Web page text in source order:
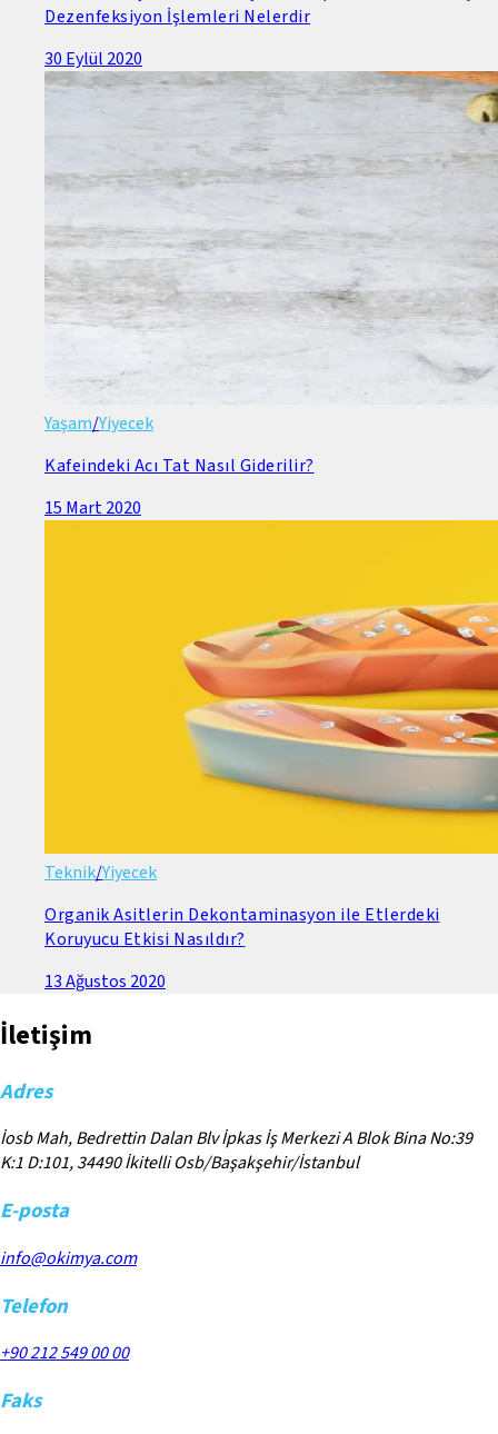
Dezenfeksiyon İşlemleri Nelerdir
30 Eylül 2020
Yaşam/Yiyecek
Kafeindeki Acı Tat Nasıl Giderilir?
15 Mart 2020
Teknik/Yiyecek
Organik Asitlerin Dekontaminasyon ile Etlerdeki
Koruyucu Etkisi Nasıldır?
13 Ağustos 2020
İletişim
Adres
İosb Mah, Bedrettin Dalan Blv İpkas İş Merkezi A Blok Bina No:39
K:1 D:101, 34490 İkitelli Osb/Başakşehir/İstanbul
E-posta
info@okimya.com
Telefon
+90 212 549 00 00
Faks